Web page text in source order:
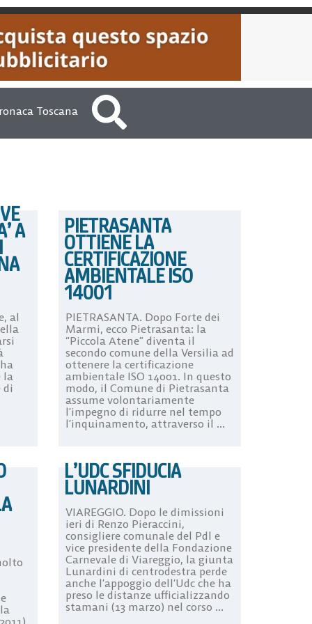
Toscana
A
al
la
di
PIETRASANTA
OTTIENE LA
CERTIFICAZIONE
AMBIENTALE ISO
14001
PIETRASANTA. Dopo Forte dei
Marmi, ecco Pietrasanta: la
“Piccola Atene” diventa il
secondo comune della Versilia ad
ottenere la certificazione
ambientale ISO 14001. In questo
modo, il Comune di Pietrasanta
assume volontariamente
l’impegno di ridurre nel tempo
l’inquinamento, attraverso il ...
L’UDC SFIDUCIA
LUNARDINI
VIAREGGIO. Dopo le dimissioni
ieri di Renzo Pieraccini,
consigliere comunale del Pdl e
vice presidente della Fondazione
Carnevale di Viareggio, la giunta
Lunardini di centrodestra perde
anche l’appoggio dell’Udc che ha
preso le distanze ufficializzando
stamani (13 marzo) nel corso ...